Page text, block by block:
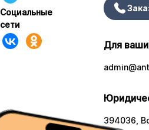
Социальные
сети
Для
394036,